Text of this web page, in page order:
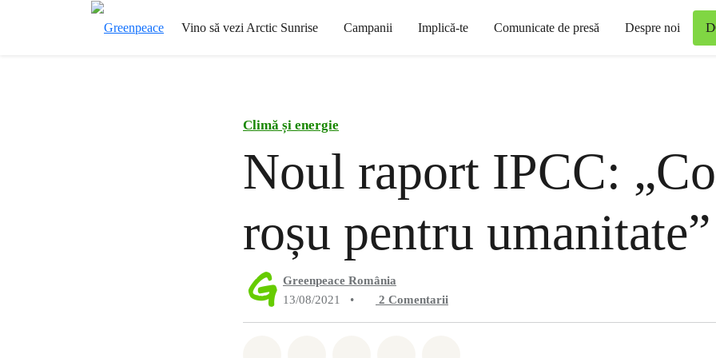
Vino să vezi Arctic Sunrise Campanii Implică-te Comunicate de presă Despre noi
Climă și energie
Noul raport IPCC:
roșu pentru umanitate”
Greenpeace România
13/08/2021
• 2 Comentarii